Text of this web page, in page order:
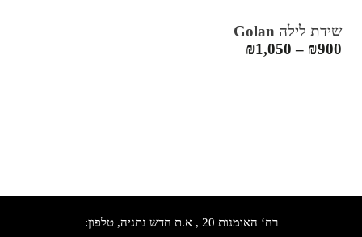
שידת לילה Golan
₪900
–
₪1,050
רח‘ האומנות 20 , א.ת חדש נתניה, טלפון: